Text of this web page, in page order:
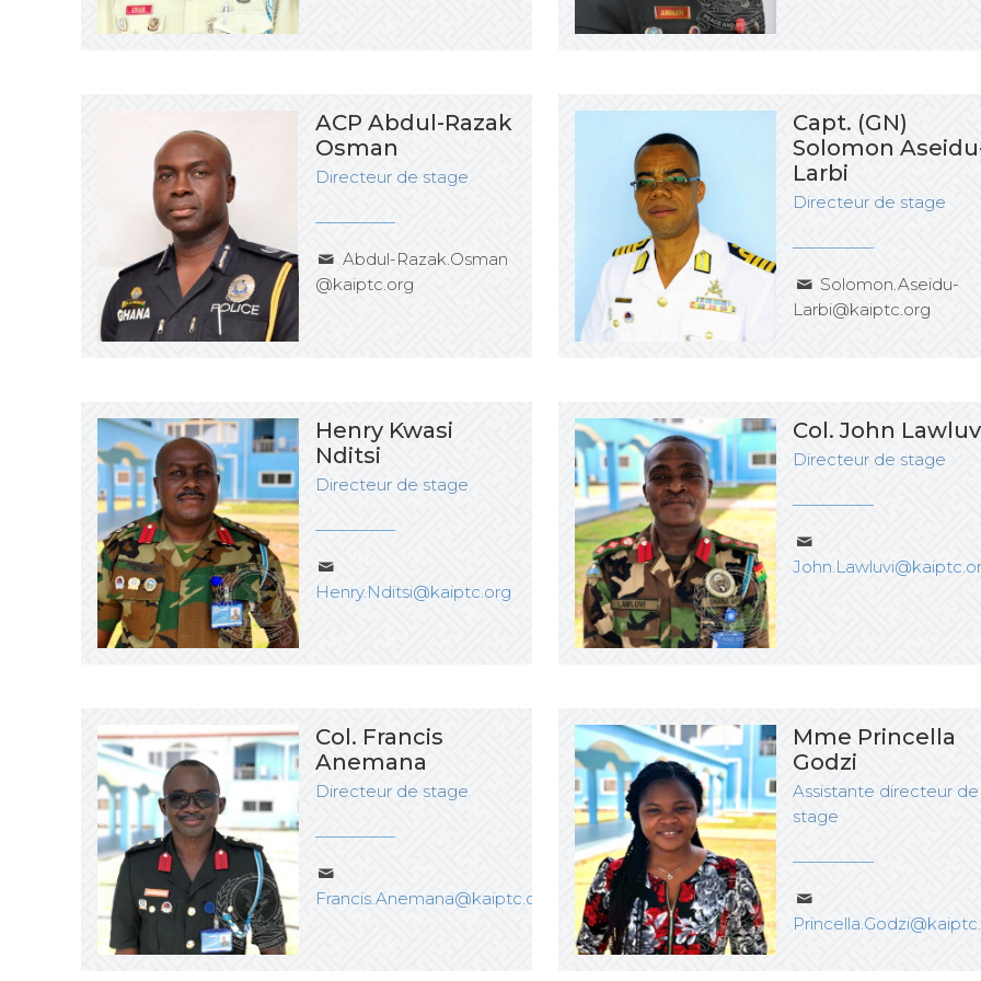
ACP Abdul-Razak
Osman
Directeur de stage
Abdul-Razak.Osman
@kaiptc.org
Capt. (GN)
Solomon
Larbi
Directeur de stage
Solomon.Aseidu-
Larbi@kaiptc.org
Henry Kwasi
Nditsi
Directeur de stage
Henry.Nditsi@kaiptc.org
Col. John
Directeur de stage
Col. Francis
Anemana
Directeur de stage
Francis.Anemana@kaiptc.org
Mme Princella
Godzi
Assistante directeur de
stage